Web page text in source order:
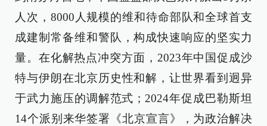
人次，8000人规模的维和待命部队和全球首支
成建制常备维和警队，构成快速响应的坚实力
量。在化解热点冲突方面，2023年中国促成沙
特与伊朗在北京历史性和解，让世界看到迥异
于武力施压的调解范式；2024年促成巴勒斯坦
14个派别来华签署《北京宣言》，为政治解决